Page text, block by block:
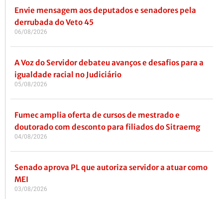
Envie mensagem aos deputados e senadores pela
derrubada do Veto 45
06/08/2026
A Voz do Servidor debateu avanços e desafios para a
igualdade racial no Judiciário
05/08/2026
Fumec amplia oferta de cursos de mestrado e
doutorado com desconto para filiados do Sitraemg
04/08/2026
Senado aprova PL que autoriza servidor a atuar como
MEI
03/08/2026